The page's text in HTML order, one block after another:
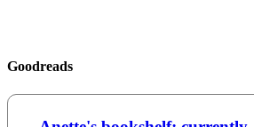
Goodreads